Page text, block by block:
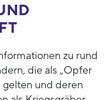
zu rund
die als „Opfer
gelten und deren